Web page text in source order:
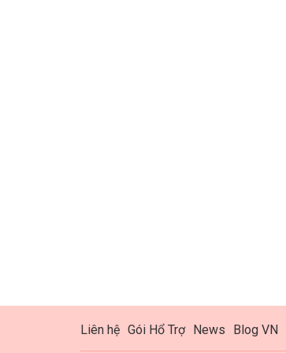
Liên hệ Gói Hổ Trợ News Blog VN